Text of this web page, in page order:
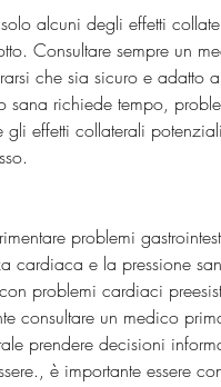
Consultare sempre un
che sia sicuro e adatto
sana richiede tempo,
effetti collaterali
problemi
cardiaca e la pressione
problemi cardiaci
consultare un medico
prendere decisioni
è importante essere